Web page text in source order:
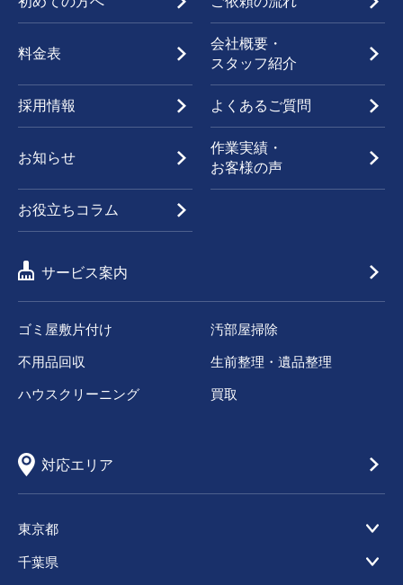
料金表
会社概要・
スタッフ紹介
採用情報 よくあるご質問
お知らせ
作業実績・
お客様の声
お役立ちコラム
サービス案内
ゴミ屋敷片付け 汚部屋掃除
不用品回収 生前整理・遺品整理
ハウスクリーニング 買取
対応エリア
東京都
千葉県